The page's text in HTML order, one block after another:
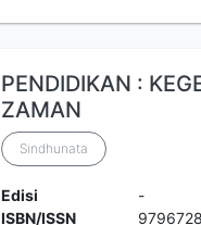
PENDIDIKAN :
ZAMAN
Sindhunata
Edisi
-
ISBN/ISSN